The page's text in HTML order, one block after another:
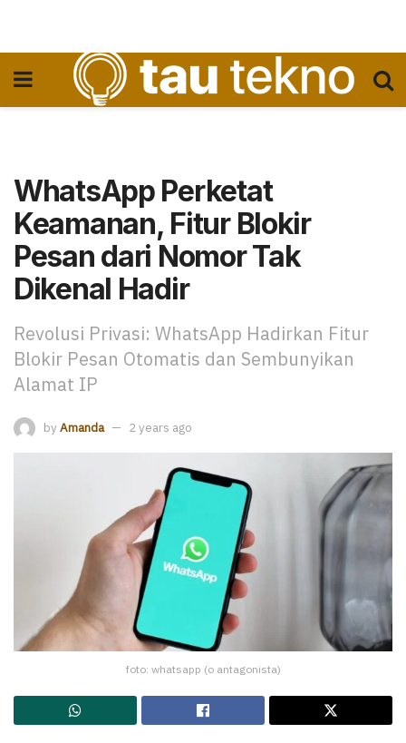
WhatsApp Perketat
Keamanan, Fitur Blokir
Pesan dari Nomor Tak
Dikenal Hadir
Revolusi Privasi: WhatsApp Hadirkan Fitur
Blokir Pesan Otomatis dan Sembunyikan
Alamat IP
by Amanda 2 years ago
foto: whatsapp (o antagonista)